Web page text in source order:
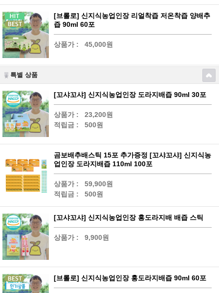
[브롤로] 신지식농업인장 리얼착즙 저온착즙 양배추
즙 90ml 60포
상품가 : 45,000원
특별 상품
[꼬샤꼬샤] 신지식농업인장 도라지배즙 90ml 30포
상품가 :
23,200원
적립금 :
500원
곰보배추배스틱 15포 추가증정 [꼬샤꼬샤] 신지식농
업인장 도라지배즙 110ml 100포
상품가 :
59,900원
적립금 :
500원
[꼬샤꼬샤] 신지식농업인장 홍도라지배 배즙 스틱
상품가 : 9,900원
[브롤로] 신지식농업인장 홍도라지배즙 90ml 60포